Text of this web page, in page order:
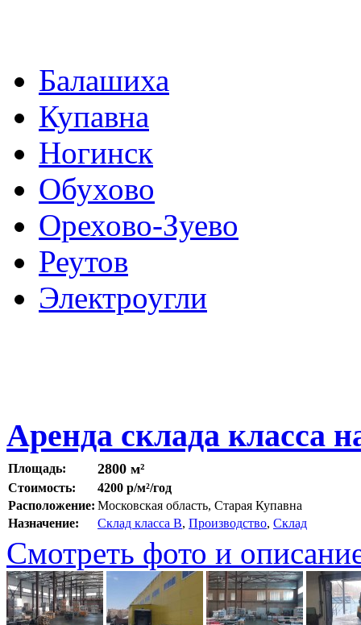
Балашиха
Купавна
Ногинск
Обухово
Орехово-Зуево
Реутов
Электроугли
Аренда склада класса
Площадь: 2800 м²
Стоимость:
4200 р/м²/год
Расположение: Московская область, Старая Купавна
Назначение:
Склад класса B, Производство, Склад
Смотреть фото и